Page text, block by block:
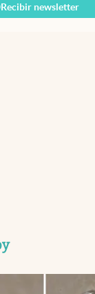
Recibir newsletter